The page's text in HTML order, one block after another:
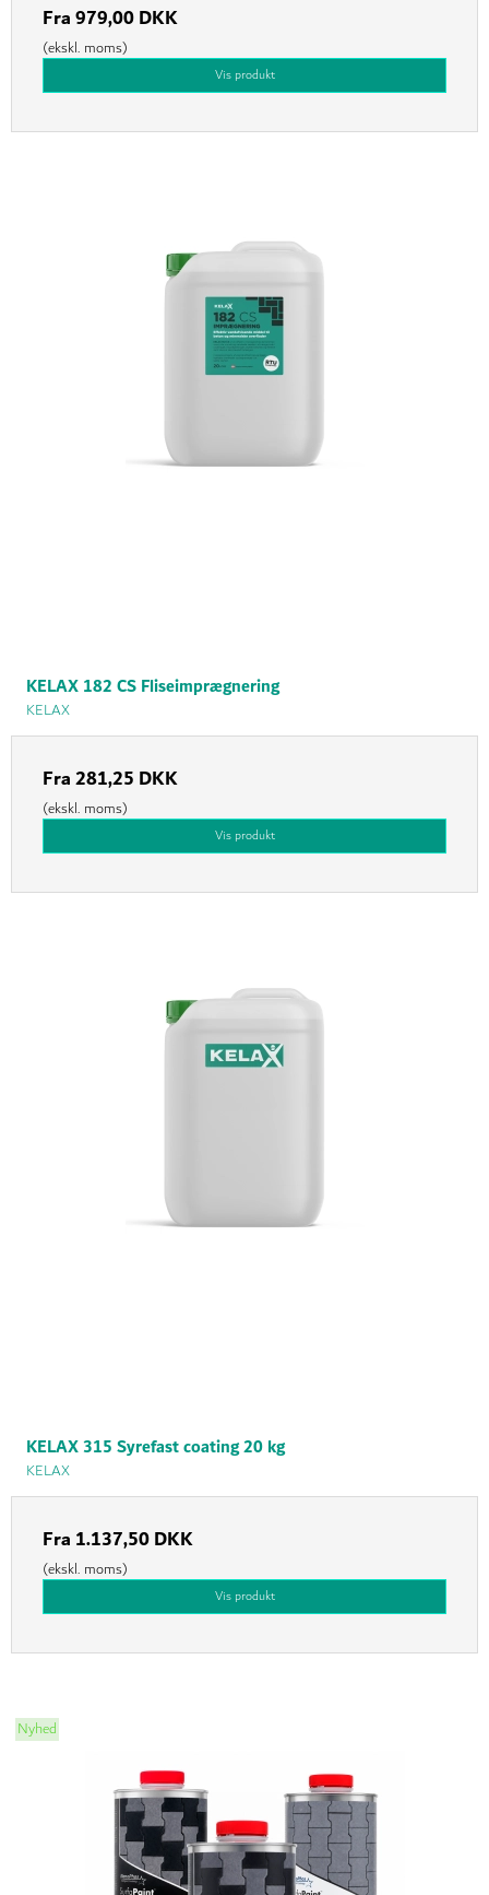
Fra979,00 DKK
(ekskl. moms)
Vis produkt
KELAX 182 CS Fliseimprægnering
KELAX
Fra281,25 DKK
(ekskl. moms)
Vis produkt
KELAX 315 Syrefast coating 20 kg
KELAX
Fra 1.137,50 DKK
(ekskl. moms)
Vis produkt
Nyhed